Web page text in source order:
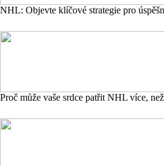
NHL: Objevte klíčové strategie pro
Proč může vaše srdce patřit NHL více,